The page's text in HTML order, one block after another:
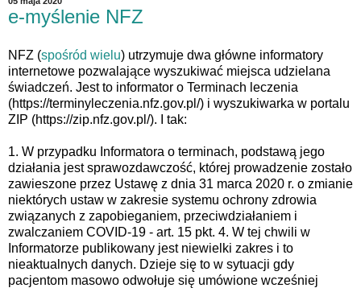
e-myślenie NFZ
NFZ (spośród wielu) utrzymuje dwa główne informatory
internetowe pozwalające wyszukiwać miejsca udzielana
świadczeń. Jest to informator o Terminach leczenia
(https://terminyleczenia.nfz.gov.pl/) i wyszukiwarka w portalu
ZIP (https://zip.nfz.gov.pl/). I tak:
1. W przypadku Informatora o terminach, podstawą jego
działania jest sprawozdawczość, której prowadzenie zostało
zawieszone przez Ustawę z dnia 31 marca 2020 r. o zmianie
niektórych ustaw w zakresie systemu ochrony zdrowia
związanych z zapobieganiem, przeciwdziałaniem i
zwalczaniem COVID-19 - art. 15 pkt. 4. W tej chwili w
Informatorze publikowany jest niewielki zakres i to
nieaktualnych danych. Dzieje się to w sytuacji gdy
pacjentom masowo odwołuje się umówione wcześniej